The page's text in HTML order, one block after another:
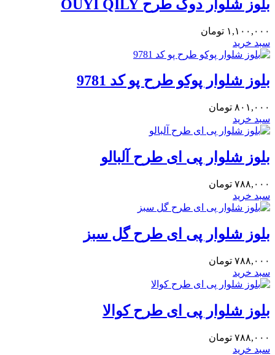
بلوز شلوار دوک طرح OUYI QILY
۱,۱۰۰,۰۰۰ تومان
سبد خرید
بلوز شلوار پوکو طرح پو کد 9781
۸۰۱,۰۰۰ تومان
سبد خرید
بلوز شلوار پی ای طرح آلبالو
۷۸۸,۰۰۰ تومان
سبد خرید
بلوز شلوار پی ای طرح گل سبز
۷۸۸,۰۰۰ تومان
سبد خرید
بلوز شلوار پی ای طرح کوالا
۷۸۸,۰۰۰ تومان
سبد خرید